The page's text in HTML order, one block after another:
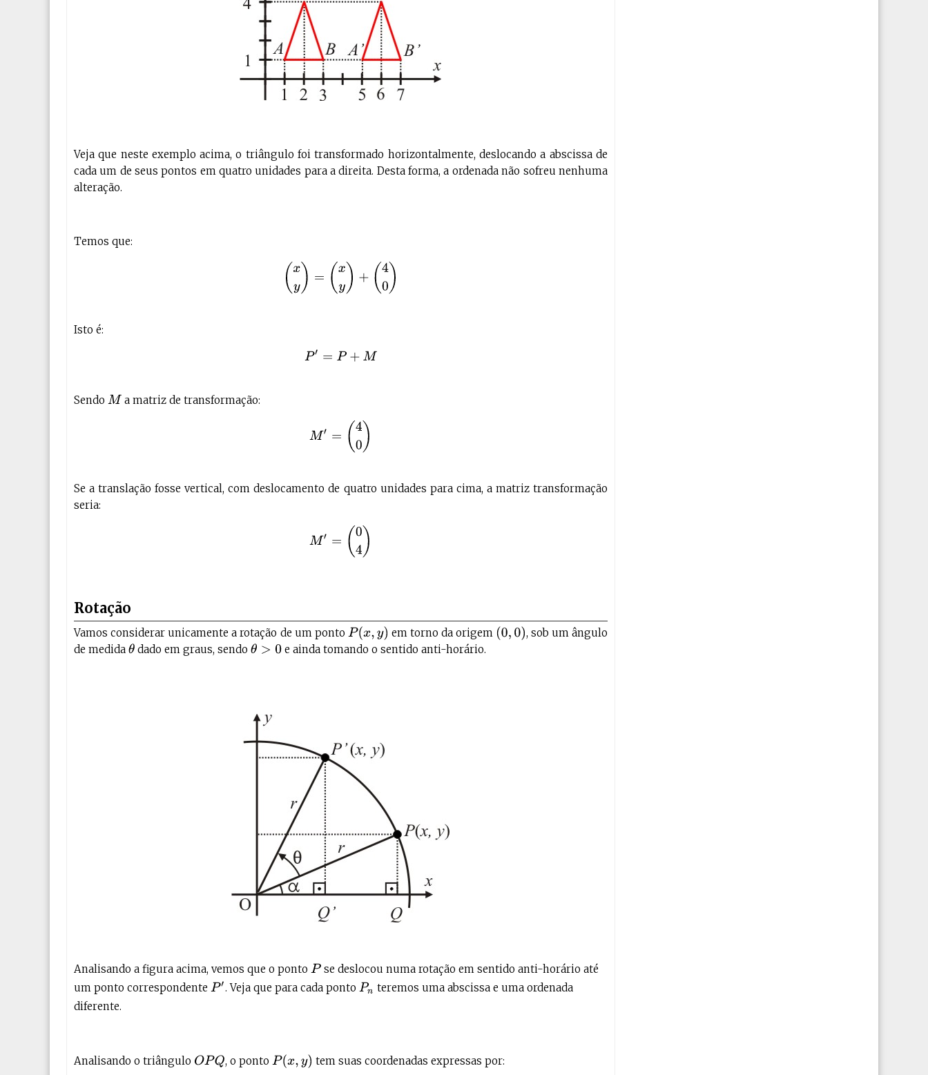
Veja que neste exemplo acima, o triângulo foi transformado horizontalmente, deslocando a abscissa de
cada um de seus pontos em quatro unidades para a direita. Desta forma, a ordenada não sofreu nenhuma
alteração.
Temos que:
(
(xy)+ )
Isto é:
P′= P+M
Sendo M a matriz de transformação:
M
40)
Se a translação fosse vertical, com deslocamento de quatro unidades para cima, a matriz transformação
seria:
M
04)
Rotação
Vamos considerar unicamente a rotação de um ponto P(x,y) em torno da origem (0,0 ) , sob um ângulo
de medida θ dado em graus, sendoθ>0 e ainda tomando o sentido anti-horário.
Analisando a figura acima, vemos que o ponto P se deslocou numa rotação em sentido anti-horário até
um ponto correspondente P′ . Veja que para cada ponto Pn teremos uma abscissa e uma ordenada
diferente.
Analisando o triângulo OPQ , o ponto P(x,y) tem suas coordenadas expressas por: